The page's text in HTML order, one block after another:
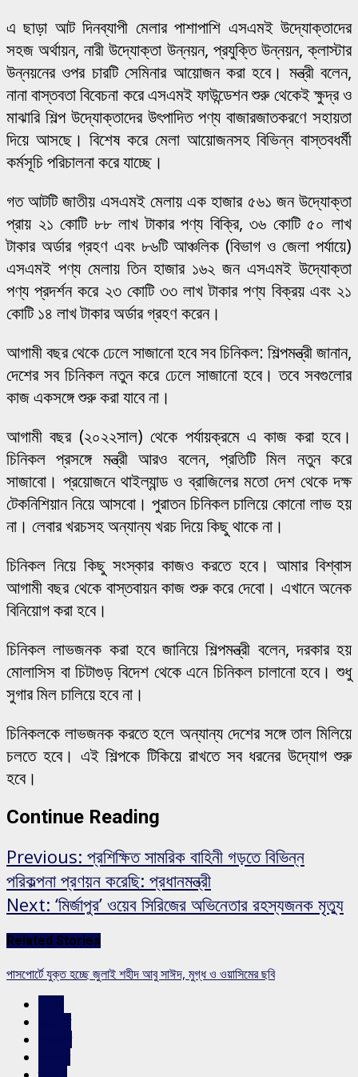
এ ছাড়া আট দিনব্যাপী মেলার পাশাপাশি এসএমই উদ্যোক্তাদের
সহজ অর্থায়ন, নারী উদ্যোক্তা উন্নয়ন, প্রযুক্তি উন্নয়ন, ক্লাস্টার
উন্নয়নের ওপর চারটি সেমিনার আয়োজন করা হবে। মন্ত্রী বলেন,
নানা বাস্তবতা বিবেচনা করে এসএমই ফাউন্ডেশন শুরু থেকেই ক্ষুদ্র ও
মাঝারি শিল্প উদ্যোক্তাদের উৎপাদিত পণ্য বাজারজাতকরণে সহায়তা
দিয়ে আসছে। বিশেষ করে মেলা আয়োজনসহ বিভিন্ন বাস্তবধর্মী
কর্মসূচি পরিচালনা করে যাচ্ছে।
গত আটটি জাতীয় এসএমই মেলায় এক হাজার ৫৬১ জন উদ্যোক্তা
প্রায় ২১ কোটি ৮৮ লাখ টাকার পণ্য বিক্রি, ৩৬ কোটি ৫০ লাখ
টাকার অর্ডার গ্রহণ এবং ৮৬টি আঞ্চলিক (বিভাগ ও জেলা পর্যায়ে)
এসএমই পণ্য মেলায় তিন হাজার ১৬২ জন এসএমই উদ্যোক্তা
পণ্য প্রদর্শন করে ২৩ কোটি ৩৩ লাখ টাকার পণ্য বিক্রয় এবং ২১
কোটি ১৪ লাখ টাকার অর্ডার গ্রহণ করেন।
আগামী বছর থেকে ঢেলে সাজানো হবে সব চিনিকল: শিল্পমন্ত্রী জানান,
দেশের সব চিনিকল নতুন করে ঢেলে সাজানো হবে। তবে সবগুলোর
কাজ একসঙ্গে শুরু করা যাবে না।
আগামী বছর (২০২২সাল) থেকে পর্যায়ক্রমে এ কাজ করা হবে।
চিনিকল প্রসঙ্গে মন্ত্রী আরও বলেন, প্রতিটি মিল নতুন করে
সাজাবো। প্রয়োজনে থাইল্যান্ড ও ব্রাজিলের মতো দেশ থেকে দক্ষ
টেকনিশিয়ান নিয়ে আসবো। পুরাতন চিনিকল চালিয়ে কোনো লাভ হয়
না। লেবার খরচসহ অন্যান্য খরচ দিয়ে কিছু থাকে না।
চিনিকল নিয়ে কিছু সংস্কার কাজও করতে হবে। আমার বিশ্বাস
আগামী বছর থেকে বাস্তবায়ন কাজ শুরু করে দেবো। এখানে অনেক
বিনিয়োগ করা হবে।
চিনিকল লাভজনক করা হবে জানিয়ে শিল্পমন্ত্রী বলেন, দরকার হয়
মোলাসিস বা চিটাগুড় বিদেশ থেকে এনে চিনিকল চালানো হবে। শুধু
সুগার মিল চালিয়ে হবে না।
চিনিকলকে লাভজনক করতে হলে অন্যান্য দেশের সঙ্গে তাল মিলিয়ে
চলতে হবে। এই শিল্পকে টিকিয়ে রাখতে সব ধরনের উদ্যোগ শুরু
হবে।
Continue Reading
Previous: প্রশিক্ষিত সামরিক বাহিনী গড়তে বিভিন্ন
পরিকল্পনা প্রণয়ন করেছি: প্রধানমন্ত্রী
Next: ‘মির্জাপুর’ ওয়েব সিরিজের অভিনেতার রহস্যজনক মৃত্যু
Related Stories
পাসপোর্টে যুক্ত হচ্ছে জুলাই শহীদ আবু সাঈদ, মুগ্ধ ও ওয়াসিমের ছবি